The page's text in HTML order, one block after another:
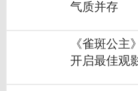
气质并存
《雀斑公主
开启最佳观